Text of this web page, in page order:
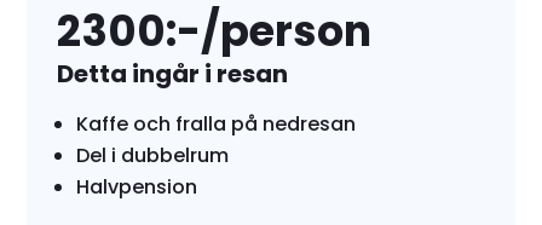
2300:-/person
Detta ingår i resan
Kaffe och fralla på nedresan
Del i dubbelrum
Halvpension